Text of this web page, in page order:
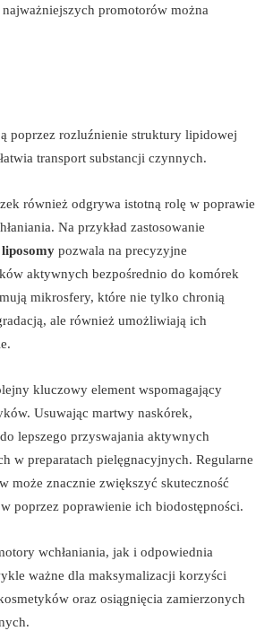
promotorów można
poprzez rozluźnienie struktury lipidowej
transport substancji czynnych.
również odgrywa istotną rolę w poprawie
Na przykład zastosowanie
liposomy pozwala na precyzyjne
aktywnych bezpośrednio do komórek
mikrosfery, które nie tylko chronią
ale również umożliwiają ich
kluczowy element wspomagający
Usuwając martwy naskórek,
lepszego przyswajania aktywnych
w preparatach pielęgnacyjnych. Regularne
może znacznie zwiększyć skuteczność
poprzez poprawienie ich biodostępności.
wchłaniania, jak i odpowiednia
ważne dla maksymalizacji korzyści
oraz osiągnięcia zamierzonych